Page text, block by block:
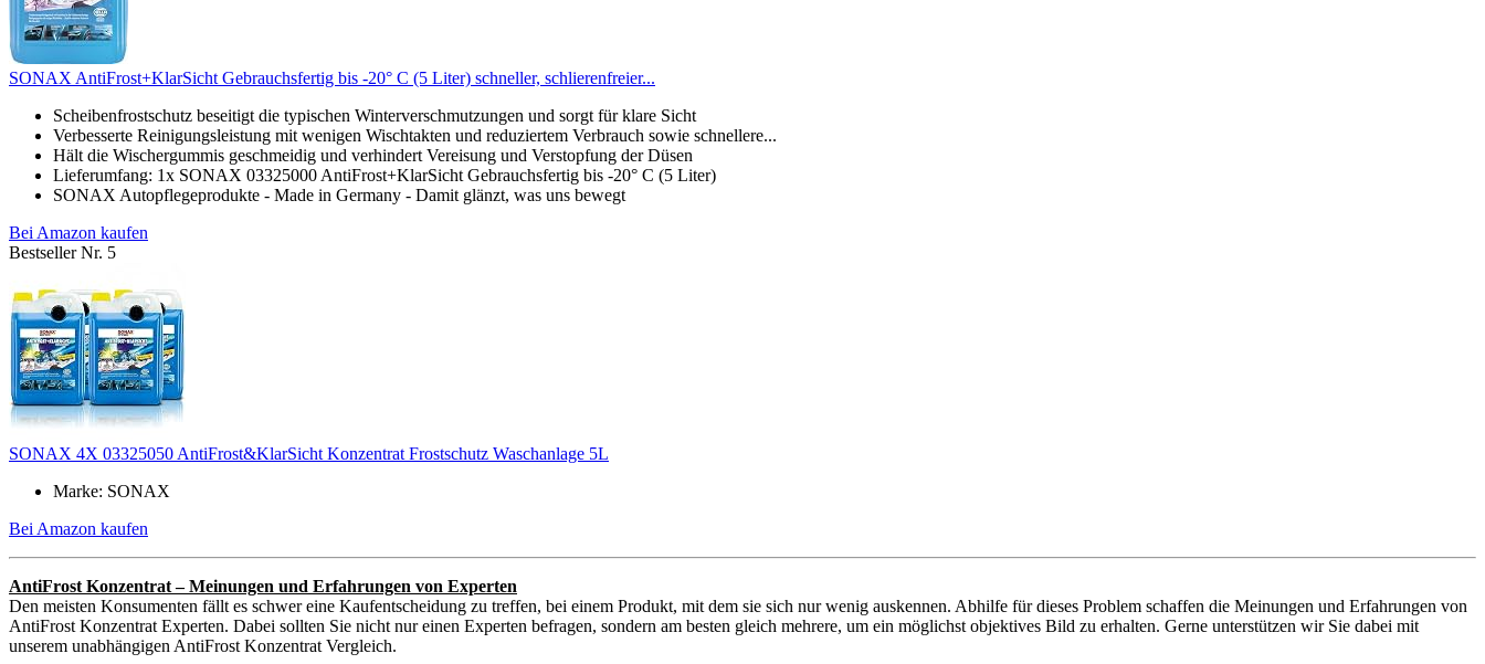
SONAX AntiFrost+KlarSicht Gebrauchsfertig bis -20° C (5 Liter) schneller, schlierenfreier...
Scheibenfrostschutz beseitigt die typischen Winterverschmutzungen und sorgt für klare Sicht
Verbesserte Reinigungsleistung mit wenigen Wischtakten und reduziertem Verbrauch sowie schnellere...
Hält die Wischergummis geschmeidig und verhindert Vereisung und Verstopfung der Düsen
Lieferumfang: 1x SONAX 03325000 AntiFrost+KlarSicht Gebrauchsfertig bis -20° C (5 Liter)
SONAX Autopflegeprodukte - Made in Germany - Damit glänzt, was uns bewegt
Bei Amazon kaufen
Bestseller Nr. 5
SONAX 4X 03325050 AntiFrost&KlarSicht Konzentrat Frostschutz Waschanlage 5L
Marke: SONAX
Bei Amazon kaufen
AntiFrost Konzentrat – Meinungen und Erfahrungen von Experten
Den meisten Konsumenten fällt es schwer eine Kaufentscheidung zu treffen, bei einem Produkt, mit dem sie sich nur wenig auskennen. Abhilfe für dieses Problem schaffen die Meinungen und Erfahrungen von
AntiFrost Konzentrat Experten. Dabei sollten Sie nicht nur einen Experten befragen, sondern am besten gleich mehrere, um ein möglichst objektives Bild zu erhalten. Gerne unterstützen wir Sie dabei mit
unserem unabhängigen AntiFrost Konzentrat Vergleich.